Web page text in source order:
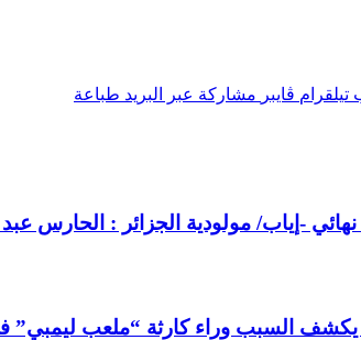
تيلقرام ڤايبر مشاركة عبر البريد طباعة
نهائي -إياب/ مولودية الجزائر : الحارس
يكشف السبب وراء كارثة “ملعب ليمبي”